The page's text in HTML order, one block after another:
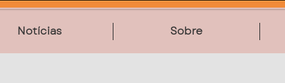
Notícias Sobre